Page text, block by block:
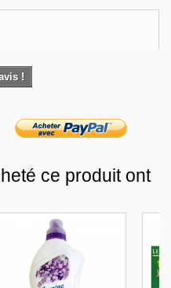
!
ce produit ont